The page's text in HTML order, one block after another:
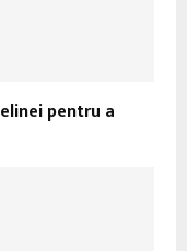
pentru a